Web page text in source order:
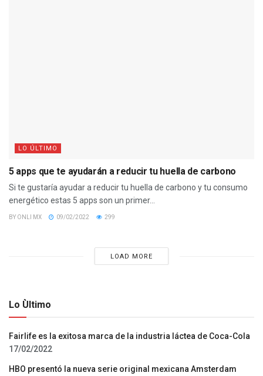
LO ÚLTIMO
5 apps que te ayudarán a reducir tu huella de carbono
Si te gustaría ayudar a reducir tu huella de carbono y tu consumo
energético estas 5 apps son un primer...
BY ONLI MX 09/02/2022 299
LOAD MORE
Lo Ùltimo
Fairlife es la exitosa marca de la industria láctea de Coca-Cola
17/02/2022
HBO presentó la nueva serie original mexicana Amsterdam